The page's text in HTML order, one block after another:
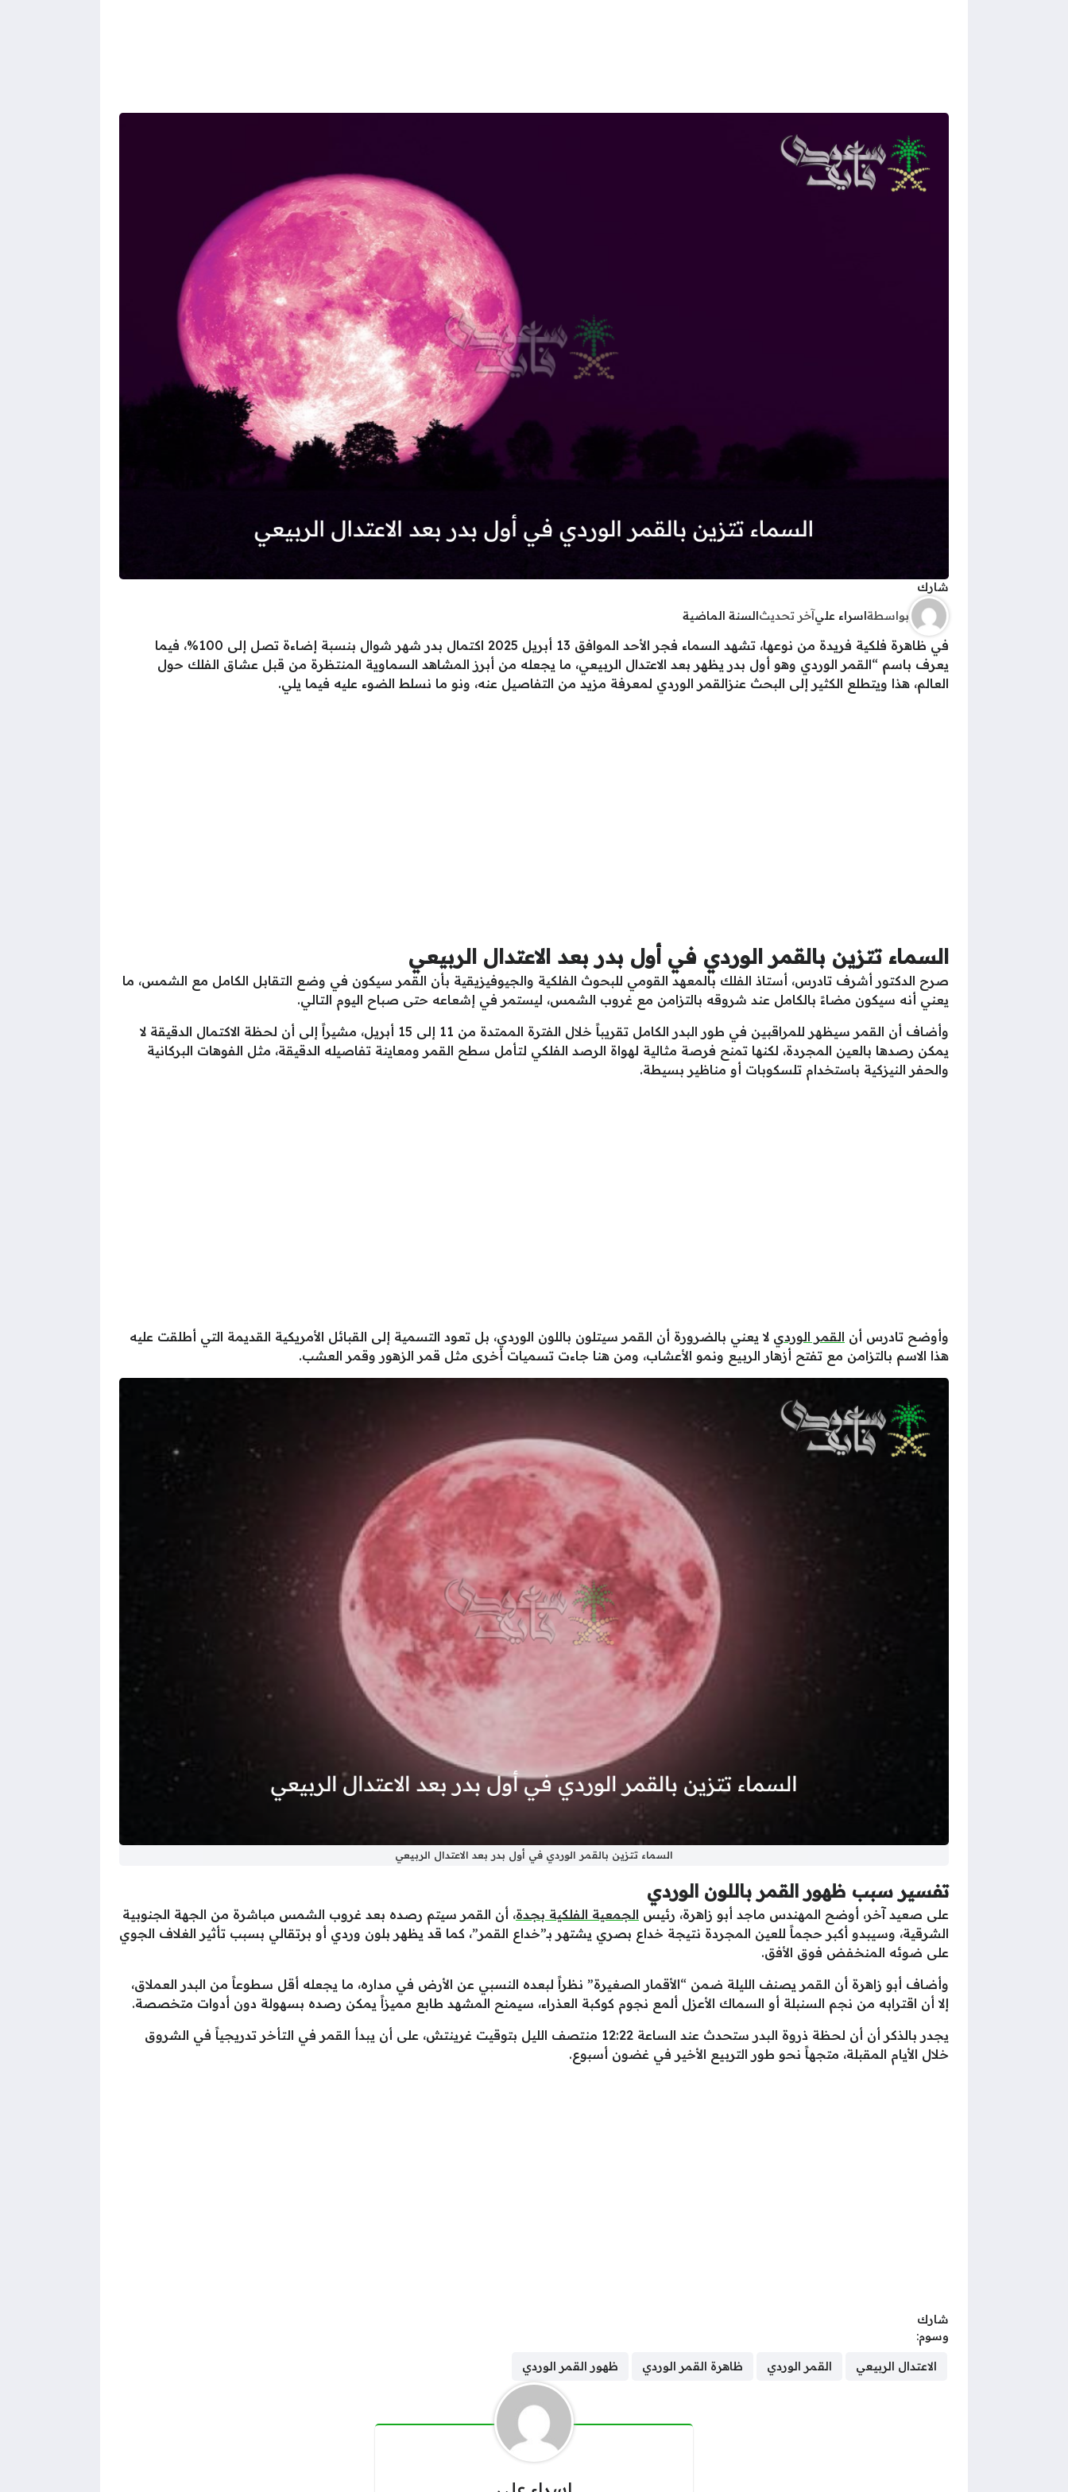
شارك
بواسطةاسراء عليآخر تحديثالسنة الماضية
في ظاهرة فلكية فريدة من نوعها، تشهد السماء فجر الأحد الموافق 13 أبريل 2025 اكتمال بدر شهر شوال بنسبة إضاءة تصل إلى 100%، فيما
يعرف باسم “القمر الوردي وهو أول بدر يظهر بعد الاعتدال الربيعي، ما يجعله من أبرز المشاهد السماوية المنتظرة من قبل عشاق الفلك حول
العالم، هذا ويتطلع الكثير إلى البحث عنزالقمر الوردي لمعرفة مزيد من التفاصيل عنه، ونو ما نسلط الضوء عليه فيما يلي.
السماء تتزين بالقمر الوردي في أول بدر بعد الاعتدال الربيعي
صرح الدكتور أشرف تادرس، أستاذ الفلك بالمعهد القومي للبحوث الفلكية والجيوفيزيقية بأن القمر سيكون في وضع التقابل الكامل مع الشمس، ما
يعني أنه سيكون مضاءً بالكامل عند شروقه بالتزامن مع غروب الشمس، ليستمر في إشعاعه حتى صباح اليوم التالي.
وأضاف أن القمر سيظهر للمراقبين في طور البدر الكامل تقريباً خلال الفترة الممتدة من 11 إلى 15 أبريل، مشيراً إلى أن لحظة الاكتمال الدقيقة لا
يمكن رصدها بالعين المجردة، لكنها تمنح فرصة مثالية لهواة الرصد الفلكي لتأمل سطح القمر ومعاينة تفاصيله الدقيقة، مثل الفوهات البركانية
والحفر النيزكية باستخدام تلسكوبات أو مناظير بسيطة.
وأوضح تادرس أن القمر الوردي لا يعني بالضرورة أن القمر سيتلون باللون الوردي، بل تعود التسمية إلى القبائل الأمريكية القديمة التي أطلقت عليه
هذا الاسم بالتزامن مع تفتح أزهار الربيع ونمو الأعشاب، ومن هنا جاءت تسميات أخرى مثل قمر الزهور وقمر العشب.
السماء تتزين بالقمر الوردي في أول بدر بعد الاعتدال الربيعي
تفسير سبب ظهور القمر باللون الوردي
على صعيد آخر، أوضح المهندس ماجد أبو زاهرة، رئيس الجمعية الفلكية بجدة، أن القمر سيتم رصده بعد غروب الشمس مباشرة من الجهة الجنوبية
الشرقية، وسيبدو أكبر حجماً للعين المجردة نتيجة خداع بصري يشتهر بـ”خداع القمر”، كما قد يظهر بلون وردي أو برتقالي بسبب تأثير الغلاف الجوي
على ضوئه المنخفض فوق الأفق.
وأضاف أبو زاهرة أن القمر يصنف الليلة ضمن “الأقمار الصغيرة” نظراً لبعده النسبي عن الأرض في مداره، ما يجعله أقل سطوعاً من البدر العملاق،
إلا أن اقترابه من نجم السنبلة أو السماك الأعزل ألمع نجوم كوكبة العذراء، سيمنح المشهد طابع مميزاً يمكن رصده بسهولة دون أدوات متخصصة.
يجدر بالذكر أن أن لحظة ذروة البدر ستحدث عند الساعة 12:22 منتصف الليل بتوقيت غرينتش، على أن يبدأ القمر في التأخر تدريجياً في الشروق
خلال الأيام المقبلة، متجهاً نحو طور التربيع الأخير في غضون أسبوع.
شارك
وسوم:
الاعتدال الربيعي القمر الوردي ظاهرة القمر الوردي ظهور القمر الوردي